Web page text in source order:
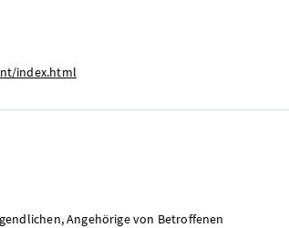
index.html
Angehörige von Betroffenen